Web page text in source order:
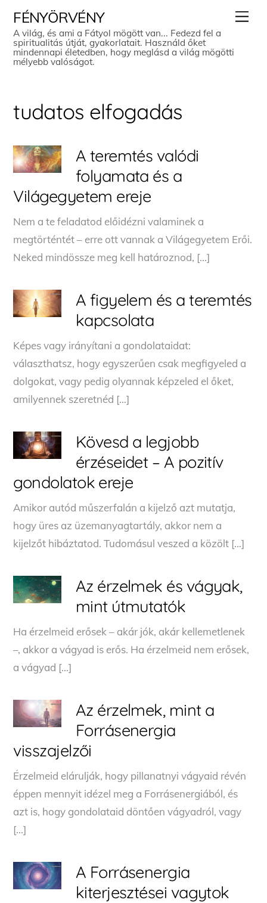
content
FÉNYÖRVÉNY
A világ, és ami a Fátyol mögött van... Fedezd fel a
spiritualitás útját, gyakorlatait. Használd őket
mindennapi életedben, hogy meglásd a világ mögötti
mélyebb valóságot.
tudatos elfogadás
A teremtés valódi
folyamata és a
Világegyetem ereje
Nem a te feladatod előidézni valaminek a
megtörténtét – erre ott vannak a Világegyetem Erői.
Neked mindössze meg kell határoznod, […]
A figyelem és a teremtés
kapcsolata
Képes vagy irányítani a gondolataidat:
választhatsz, hogy egyszerűen csak megfigyeled a
dolgokat, vagy pedig olyannak képzeled el őket,
amilyennek szeretnéd […]
Kövesd a legjobb
érzéseidet – A pozitív
gondolatok ereje
Amikor autód műszerfalán a kijelző azt mutatja,
hogy üres az üzemanyagtartály, akkor nem a
kijelzőt hibáztatod. Tudomásul veszed a közölt […]
Az érzelmek és vágyak,
mint útmutatók
Ha érzelmeid erősek – akár jók, akár kellemetlenek
–, akkor a vágyad is erős. Ha érzelmeid nem erősek,
a vágyad […]
Az érzelmek, mint a
Forrásenergia
visszajelzői
Érzelmeid elárulják, hogy pillanatnyi vágyaid révén
éppen mennyit idézel meg a Forrásenergiából, és
azt is, hogy gondolataid döntően vágyadról, vagy
[…]
A Forrásenergia
kiterjesztései vagytok